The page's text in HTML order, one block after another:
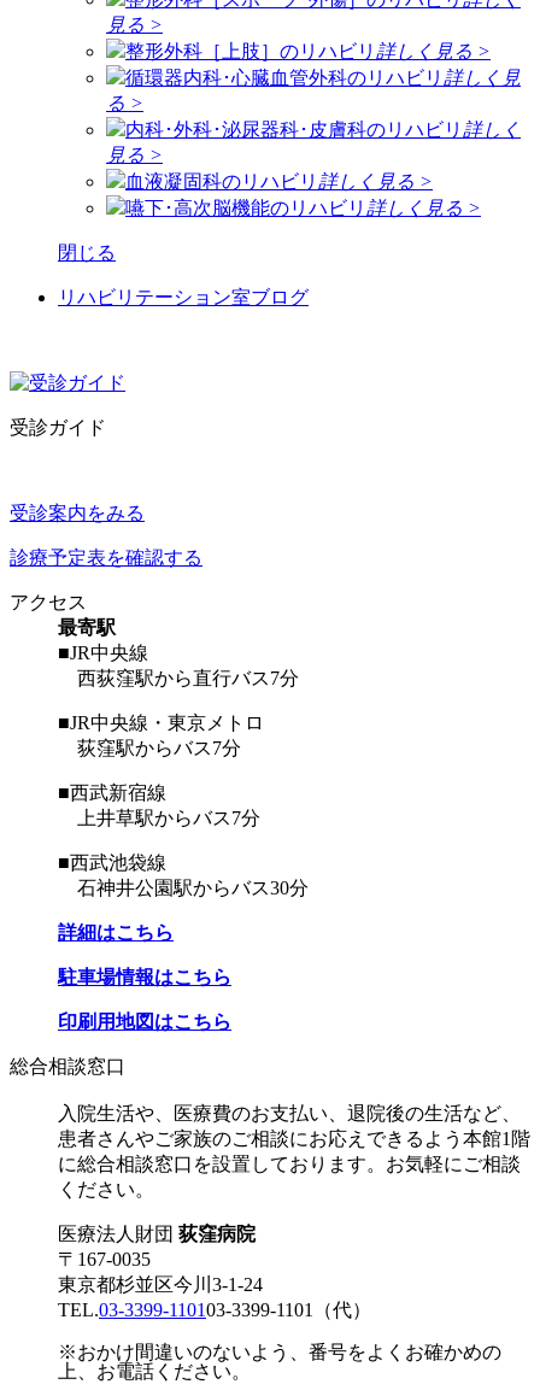
見る >
整形外科［上肢］のリハビリ 詳しく見る >
循環器内科･心臓血管外科のリハビリ 詳しく見
る >
内科･外科･泌尿器科･皮膚科のリハビリ 詳しく
見る >
血液凝固科のリハビリ 詳しく見る >
嚥下･高次脳機能のリハビリ 詳しく見る >
閉じる
リハビリテーション室ブログ
受診ガイド
受診案内をみる
診療予定表を確認する
アクセス
最寄駅
■JR中央線
西荻窪駅から直行バス7分
■JR中央線・東京メトロ
荻窪駅からバス7分
■西武新宿線
上井草駅からバス7分
■西武池袋線
石神井公園駅からバス30分
詳細はこちら
駐車場情報はこちら
印刷用地図はこちら
総合相談窓口
入院生活や、医療費のお支払い、退院後の生活など、
患者さんやご家族のご相談にお応えできるよう本館1階
に総合相談窓口を設置しております。お気軽にご相談
ください。
医療法人財団 荻窪病院
〒167-0035
東京都杉並区今川3-1-24
TEL.03-3399-110103-3399-1101 （代）
※おかけ間違いのないよう、番号をよくお確かめの
上、お電話ください。